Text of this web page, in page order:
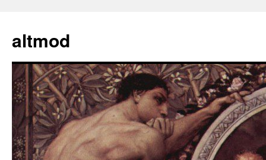
springen
altmod